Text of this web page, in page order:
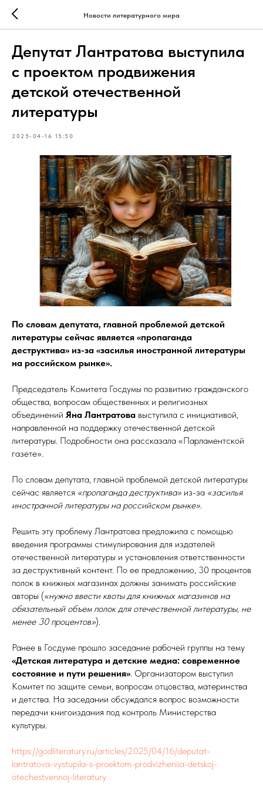
Новости литературного мира
Депутат Лантратова выступила
с проектом продвижения
детской отечественной
литературы
2025-04-16 15:50
По словам депутата, главной проблемой детской
литературы сейчас является «пропаганда
деструктива» из-за «засилья иностранной литературы
на российском рынке».
Председатель Комитета Госдумы по развитию гражданского
общества, вопросам общественных и религиозных
объединений Яна Лантратова выступила с инициативой,
направленной на поддержку отечественной детской
литературы. Подробности она рассказала «Парламентской
газете».
По словам депутата, главной проблемой детской литературы
сейчас является «пропаганда деструктива» из-за «засилья
иностранной литературы на российском рынке».
Решить эту проблему Лантратова предложила с помощью
введения программы стимулирования для издателей
отечественной литературы и установления ответственности
за деструктивный контент. По ее предложению, 30 процентов
полок в книжных магазинах должны занимать российские
авторы («нужно ввести квоты для книжных магазинов на
обязательный объем полок для отечественной литературы, не
менее 30 процентов»).
Ранее в Госдуме прошло заседание рабочей группы на тему
«Детская литература и детские медиа: современное
состояние и пути решения». Организатором выступил
Комитет по защите семьи, вопросам отцовства, материнства
и детства. На заседании обсуждался вопрос возможности
передачи книгоиздания под контроль Министерства
культуры.
https://godliteratury.ru/articles/2025/04/16/deputat-
lantratova-vystupila-s-proektom-prodvizheniia-detskoj-
otechestvennoj-literatury